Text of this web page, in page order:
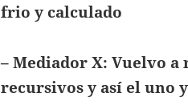
frio y calculado
– Mediador X: Vuelvo
recursivos y así el uno